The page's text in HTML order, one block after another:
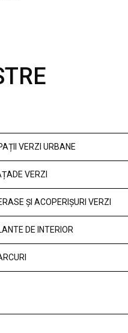
VERZI URBANE
VERZI
ȘI ACOPERIȘURI VERZI
DE INTERIOR